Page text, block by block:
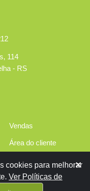
114
- RS
Vendas
Área do cliente
Contato
cookies para melhorar
Ver Políticas de